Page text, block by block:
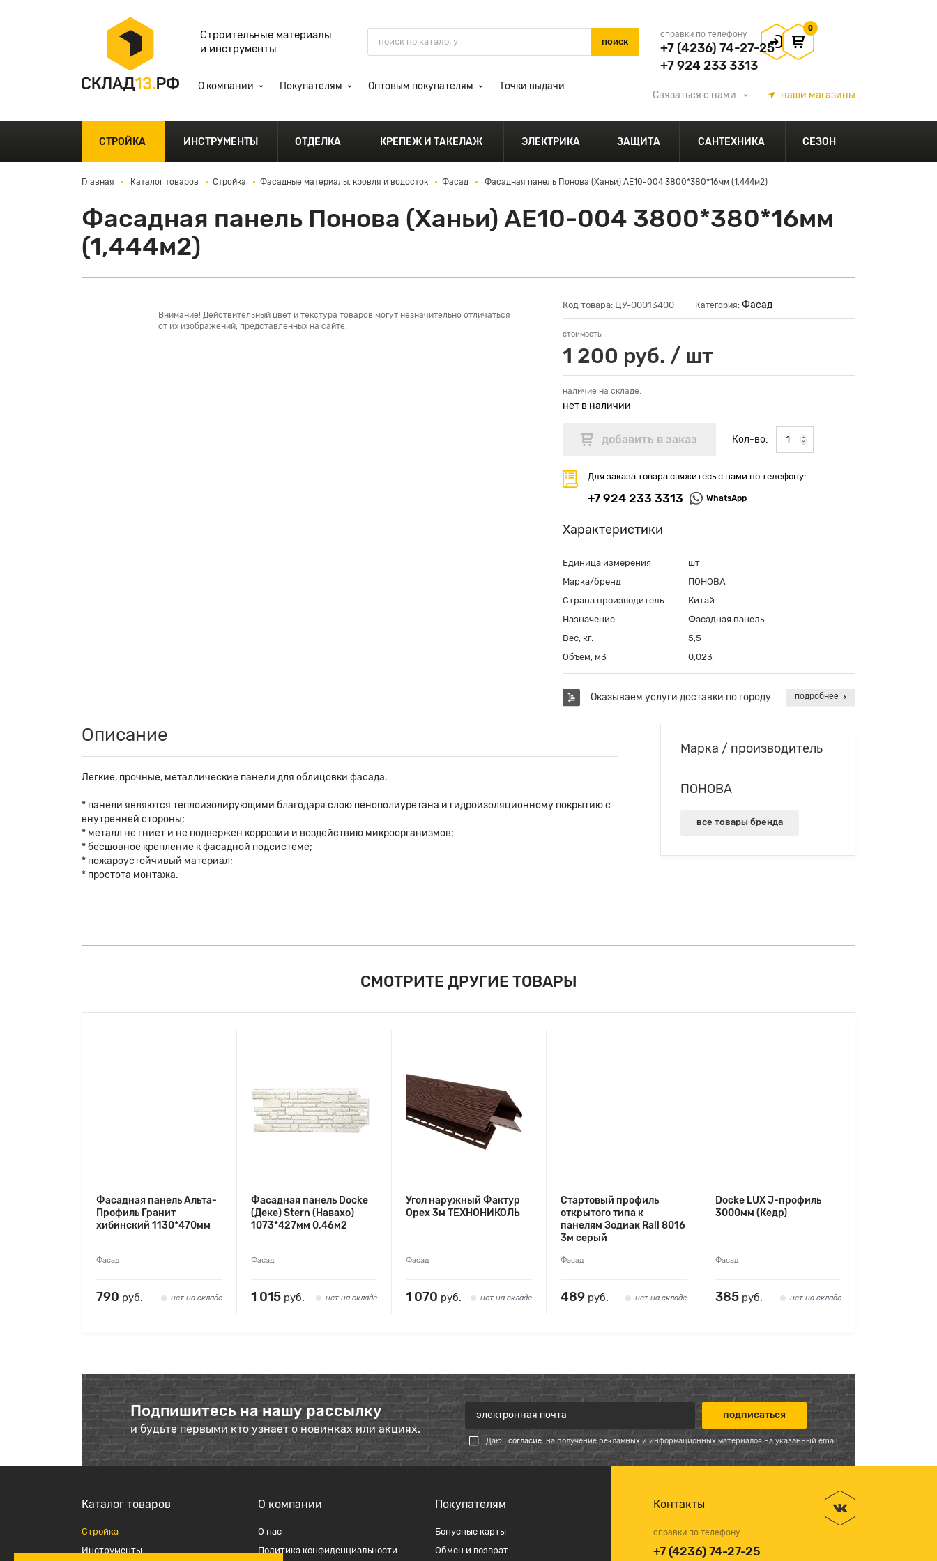
Строительные материалы
и инструменты
справки по телефону
+7 (4236) 74-27-25
+7 924 233 3313
0
О компании Покупателям Оптовым покупателям Точки выдачи
Связаться с нами наши магазины
СТРОЙКА ИНСТРУМЕНТЫ ОТДЕЛКА КРЕПЕЖ И ТАКЕЛАЖ ЭЛЕКТРИКА ЗАЩИТА САНТЕХНИКА СЕЗОН
Главная Каталог товаров Стройка Фасадные материалы, кровля и водосток Фасад Фасадная панель Понова (Ханьи) АЕ10-004 3800*380*16мм (1,444м2)
Фасадная панель Понова (Ханьи) АЕ10-004 3800*380*16мм
(1,444м2)
Внимание! Действительный цвет и текстура товаров могут незначительно отличаться
от их изображений, представленных на сайте.
Код товара: ЦУ-00013400 Категория: Фасад
стоимость:
1 200 руб. / шт
наличие на складе:
нет в наличии
Кол-во:
Для заказа товара свяжитесь с нами по телефону:
+7 924 233 3313 WhatsApp
Характеристики
Единица измерения
шт
Марка/бренд
ПОНОВА
Страна производитель
Китай
Назначение
Фасадная панель
Вес, кг.
5,5
Объем, м3
0,023
Оказываем услуги доставки по городу подробнее
Описание
Легкие, прочные, металлические панели для облицовки фасада.
* панели являются теплоизолирующими благодаря слою пенополиуретана и гидроизоляционному покрытию с
внутренней стороны;
* металл не гниет и не подвержен коррозии и воздействию микроорганизмов;
* бесшовное крепление к фасадной подсистеме;
* пожароустойчивый материал;
* простота монтажа.
Марка / производитель
ПОНОВА
все товары бренда
СМОТРИТЕ ДРУГИЕ ТОВАРЫ
Фасадная панель Альта-
Профиль Гранит
хибинский 1130*470мм
Фасад
790 руб. нет на складе
Фасадная панель Docke
(Деке) Stern (Навахо)
1073*427мм 0,46м2
Фасад
1 015 руб. нет на складе
Угол наружный Фактур
Орех 3м ТЕХНОНИКОЛЬ
Фасад
1 070 руб. нет на складе
Стартовый профиль
открытого типа к
панелям Зодиак Rall 8016
3м серый
Фасад
489 руб. нет на складе
Docke LUX J-профиль
3000мм (Кедр)
Фасад
385 руб. нет на складе
Подпишитесь на нашу рассылку
и будьте первыми кто узнает о новинках или акциях.
Даю согласие на получение рекламных и информационных материалов на указанный email
Контакты
справки по телефону
+7 (4236) 74-27-25
Каталог товаров
Стройка
Инструменты
О компании
О наc
Политика конфиденциальности
Покупателям
Бонусные карты
Обмен и возврат